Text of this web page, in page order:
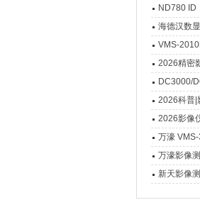
ND780 ID
德汉数显
海德汉数
VMS-
3020FS/
影像测量
2026精密
南 靠谱品
DC3000/
仪万濠数
障维修方法
2026科普|
原理、分
2026影像
影像测量
万濠
仪技术规
万濠影像
从开机到
新天影像